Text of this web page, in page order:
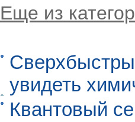
Еще из
увидеть
Квантовый